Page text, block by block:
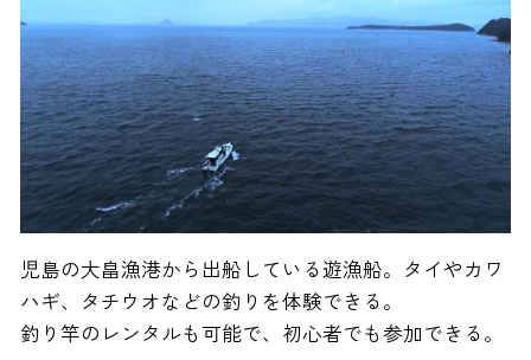
児島の大畠漁港から出船している遊漁船。タイやカワ
ハギ、タチウオなどの釣りを体験できる。
釣り竿のレンタルも可能で、初心者でも参加できる。